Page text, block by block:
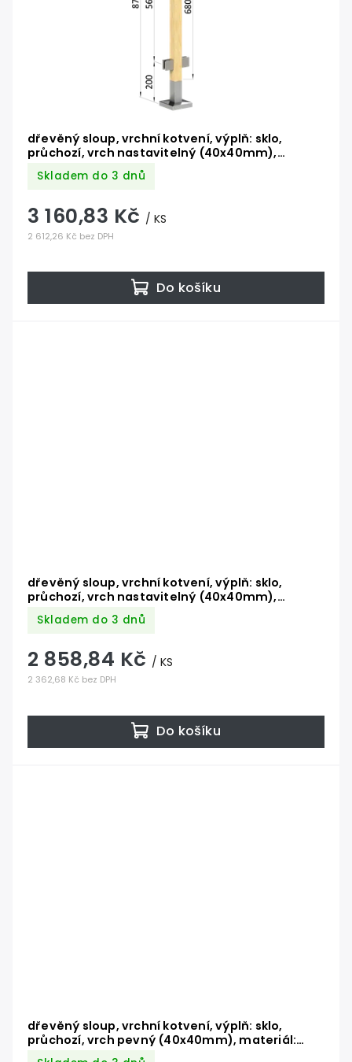
dřevěný sloup, vrchní kotvení, výplň: sklo,
průchozí, vrch nastavitelný (40x40mm),
materiál: buk, broušený povrch s nátěrem BORI
(bezbarvý)
Skladem do 3 dnů
2 612,26 Kč bez DPH
3 160,83 Kč / KS
Do košíku
dřevěný sloup, vrchní kotvení, výplň: sklo,
průchozí, vrch nastavitelný (40x40mm),
materiál: buk, broušený povrch bez nátěru
Skladem do 3 dnů
2 362,68 Kč bez DPH
2 858,84 Kč / KS
Do košíku
dřevěný sloup, vrchní kotvení, výplň: sklo,
průchozí, vrch pevný (40x40mm), materiál:
buk, broušený povrch s nátěrem BORI